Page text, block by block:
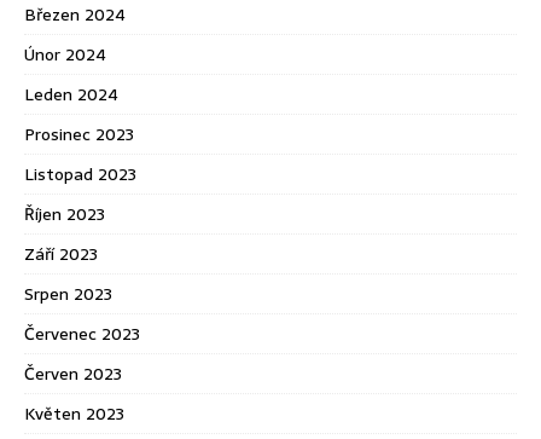
Březen 2024
Únor 2024
Leden 2024
Prosinec 2023
Listopad 2023
Říjen 2023
Září 2023
Srpen 2023
Červenec 2023
Červen 2023
Květen 2023